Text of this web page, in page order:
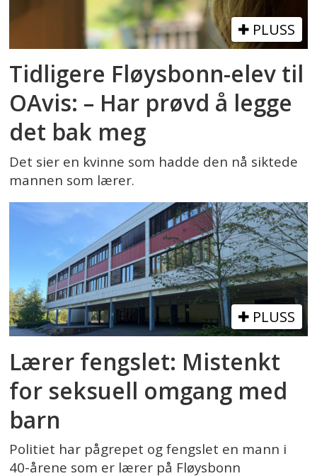
PLUSS
Tidligere Fløysbonn-elev til
OAvis: – Har prøvd å legge
det bak meg
Det sier en kvinne som hadde den nå siktede
mannen som lærer.
PLUSS
Lærer fengslet: Mistenkt
for seksuell omgang med
barn
Politiet har pågrepet og fengslet en mann i
40-årene som er lærer på Fløysbonn